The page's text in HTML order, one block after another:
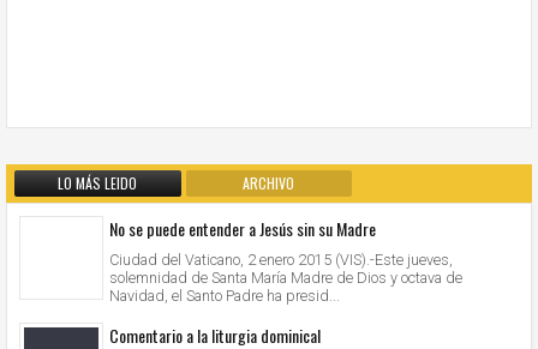
LO MÁS LEIDO ARCHIVO
No se puede entender a Jesús sin su Madre
Ciudad del Vaticano, 2 enero 2015 (VIS).-Este jueves,
solemnidad de Santa María Madre de Dios y octava de
Navidad, el Santo Padre ha presid...
Comentario a la liturgia dominical